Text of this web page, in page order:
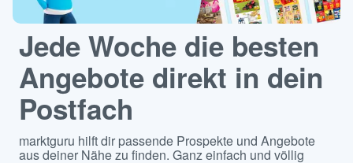
Jede Woche die besten
Angebote direkt in dein
Postfach
marktguru hilft dir passende Prospekte und Angebote
aus deiner Nähe zu finden. Ganz einfach und völlig